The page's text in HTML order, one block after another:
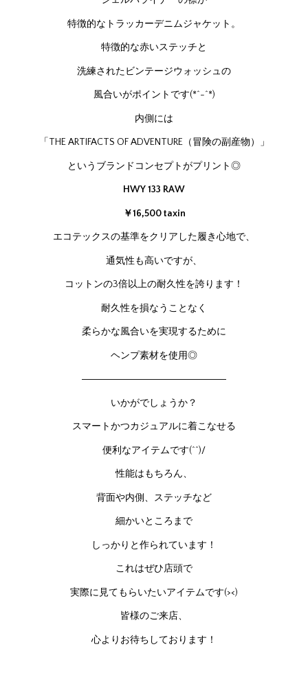
特徴的なトラッカーデニムジャケット。
特徴的な赤いステッチと
洗練されたビンテージウォッシュの
風合いがポイントです(*^-^*)
内側には
「THE ARTIFACTS OF ADVENTURE（冒険の副産物）」
というブランドコンセプトがプリント◎
HWY 133 RAW
￥16,500 taxin
エコテックスの基準をクリアした履き心地で、
通気性も高いですが、
コットンの3倍以上の耐久性を誇ります！
耐久性を損なうことなく
柔らかな風合いを実現するために
ヘンプ素材を使用◎
―――――――――――――――
いかがでしょうか？
スマートかつカジュアルに着こなせる
便利なアイテムです(^^)/
性能はもちろん、
背面や内側、ステッチなど
細かいところまで
しっかりと作られています！
これはぜひ店頭で
実際に見てもらいたいアイテムです(><)
皆様のご来店、
心よりお待ちしております！